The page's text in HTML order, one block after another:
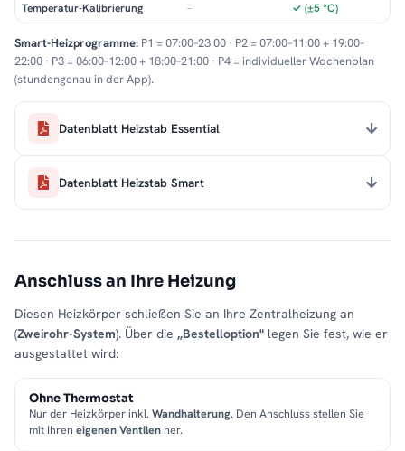
Temperatur-Kalibrierung – ✓ (±5 °C)
Smart-Heizprogramme: P1 = 07:00–23:00 · P2 = 07:00–11:00 + 19:00–
22:00 · P3 = 06:00–12:00 + 18:00–21:00 · P4 = individueller Wochenplan
(stundengenau in der App).
Datenblatt Heizstab Essential
Datenblatt Heizstab Smart
Anschluss an Ihre Heizung
Diesen Heizkörper schließen Sie an Ihre Zentralheizung an
(Zweirohr-System). Über die „Bestelloption" legen Sie fest, wie er
ausgestattet wird:
Ohne Thermostat
Nur der Heizkörper inkl. Wandhalterung. Den Anschluss stellen Sie
mit Ihren eigenen Ventilen her.